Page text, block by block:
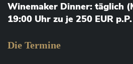
Winemaker Dinner: täglich
19:00 Uhr zu je 250 EUR
Die Termine